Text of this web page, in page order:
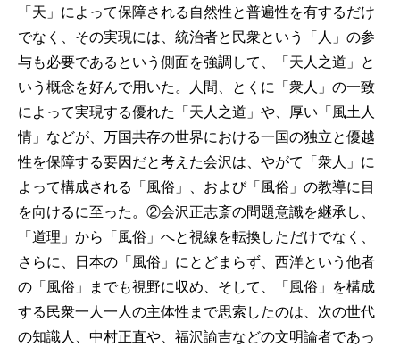
「天」によって保障される自然性と普遍性を有するだけ
でなく、その実現には、統治者と民衆という「人」の参
与も必要であるという側面を強調して、「天人之道」と
いう概念を好んで用いた。人間、とくに「衆人」の一致
によって実現する優れた「天人之道」や、厚い「風土人
情」などが、万国共存の世界における一国の独立と優越
性を保障する要因だと考えた会沢は、やがて「衆人」に
よって構成される「風俗」、および「風俗」の教導に目
を向けるに至った。②会沢正志斎の問題意識を継承し、
「道理」から「風俗」へと視線を転換しただけでなく、
さらに、日本の「風俗」にとどまらず、西洋という他者
の「風俗」までも視野に収め、そして、「風俗」を構成
する民衆一人一人の主体性まで思索したのは、次の世代
の知識人、中村正直や、福沢諭吉などの文明論者であっ